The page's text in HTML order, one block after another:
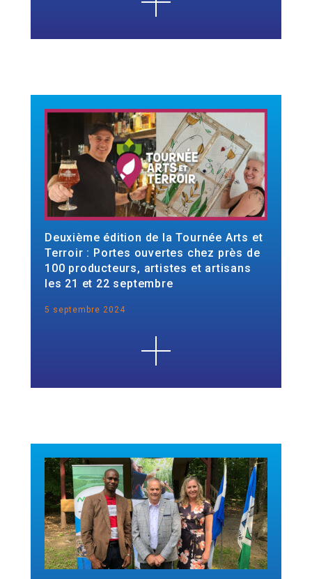
Deuxième édition de la Tournée Arts et
Terroir : Portes ouvertes chez près de
100 producteurs, artistes et artisans
les 21 et 22 septembre
5 septembre 2024